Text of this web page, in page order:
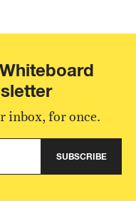
inbox, for once.
SUBSCRIBE